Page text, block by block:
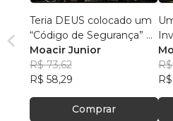
Teria DEUS colocado um
“Código de Segurança” na
Bíblia?
Moacir Junior
R$ 73,62
R$ 58,29
Comprar